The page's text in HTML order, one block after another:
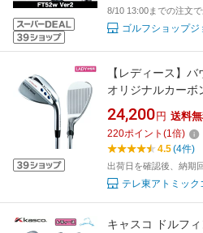
8/10 13:00までの注文
ゴルフショップ
【レディース】
オリジナルカーボ
24,200 円 送料
220ポイント (1倍)
4.5(4件)
出荷日を確認後、納期
テレ東アトミッ
キャスコ ドルフ